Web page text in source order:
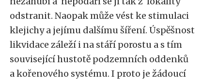
odstranit. Naopak může vést ke stimulaci
klejichy a jejímu dalšímu šíření. Úspěšnost
likvidace záleží i na stáří porostu a s tím
související hustotě podzemních oddenků
a kořenového systému. I proto je žádoucí